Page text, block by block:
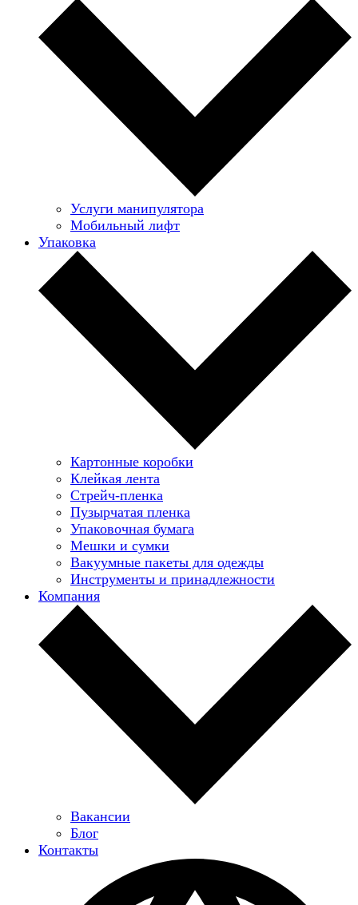
Услуги манипулятора
Мобильный лифт
Упаковка
Картонные коробки
Клейкая лента
Стрейч-пленка
Пузырчатая пленка
Упаковочная бумага
Мешки и сумки
Вакуумные пакеты для одежды
Инструменты и принадлежности
Компания
Вакансии
Блог
Контакты